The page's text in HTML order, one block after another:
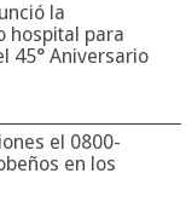
la
hospital para
45° Aniversario
el 0800-
en los